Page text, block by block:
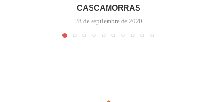
CASCAMORRAS
28 de septiembre de 2020